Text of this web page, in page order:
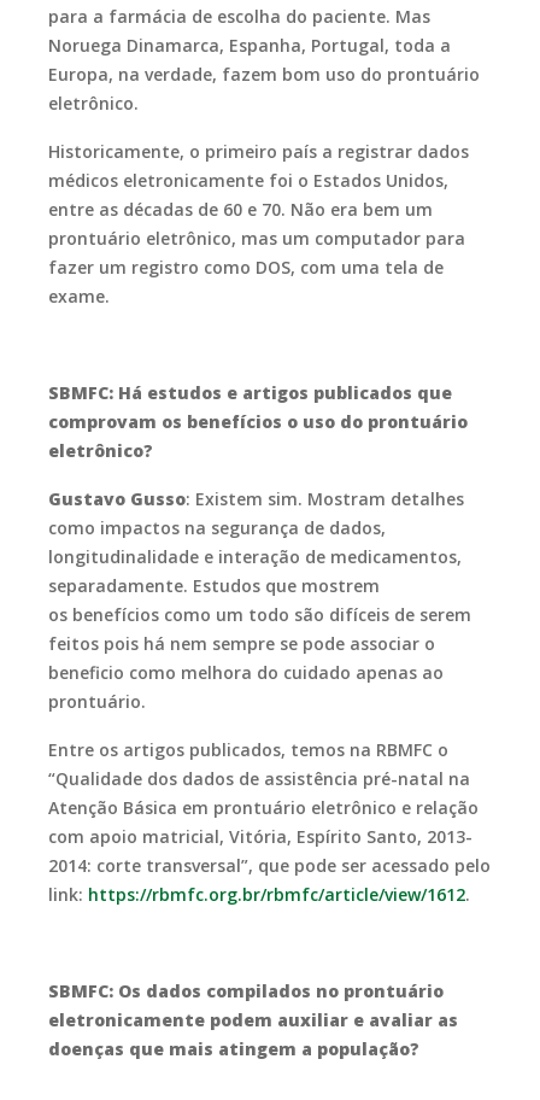
para a farmácia de escolha do paciente. Mas
Noruega Dinamarca, Espanha, Portugal, toda a
Europa, na verdade, fazem bom uso do prontuário
eletrônico.
Historicamente, o primeiro país a registrar dados
médicos eletronicamente foi o Estados Unidos,
entre as décadas de 60 e 70. Não era bem um
prontuário eletrônico, mas um computador para
fazer um registro como DOS, com uma tela de
exame.
SBMFC: Há estudos e artigos publicados que
comprovam os benefícios o uso do prontuário
eletrônico?
Gustavo Gusso: Existem sim. Mostram detalhes
como impactos na segurança de dados,
longitudinalidade e interação de medicamentos,
separadamente. Estudos que mostrem
os benefícios como um todo são difíceis de serem
feitos pois há nem sempre se pode associar o
beneficio como melhora do cuidado apenas ao
prontuário.
Entre os artigos publicados, temos na RBMFC o
“Qualidade dos dados de assistência pré-natal na
Atenção Básica em prontuário eletrônico e relação
com apoio matricial, Vitória, Espírito Santo, 2013-
2014: corte transversal”, que pode ser acessado pelo
link: https://rbmfc.org.br/rbmfc/article/view/1612.
SBMFC: Os dados compilados no prontuário
eletronicamente podem auxiliar e avaliar as
doenças que mais atingem a população?